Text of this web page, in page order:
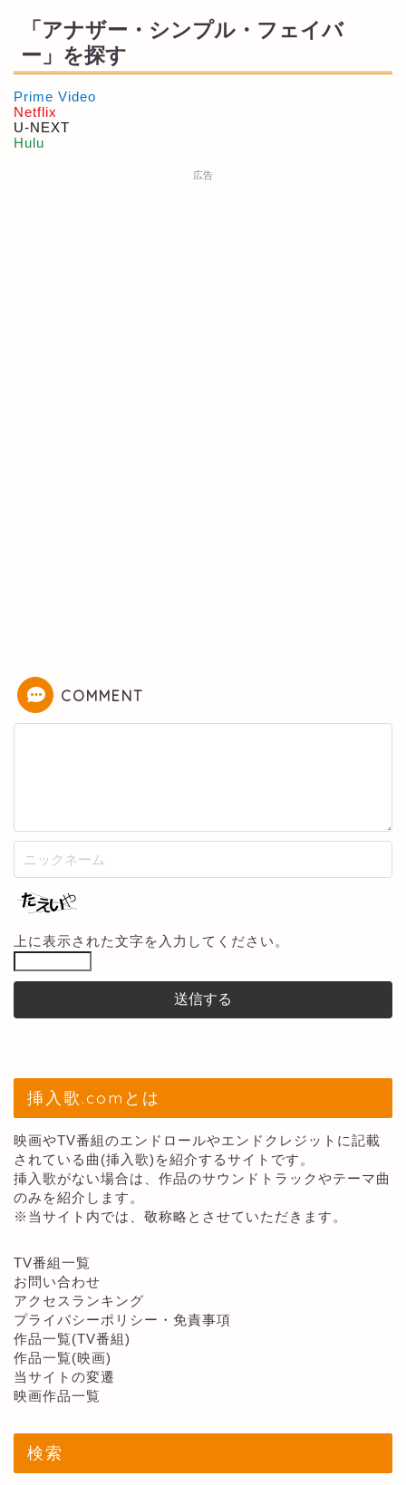
「アナザー・シンプル・フェイバ
ー」を探す
Prime Video
Netflix
U-NEXT
Hulu
広告
COMMENT
上に表示された文字を入力してください。
挿入歌.comとは
映画やTV番組のエンドロールやエンドクレジットに記載
されている曲(挿入歌)を紹介するサイトです。
挿入歌がない場合は、作品のサウンドトラックやテーマ曲
のみを紹介します。
※当サイト内では、敬称略とさせていただきます。
TV番組一覧
お問い合わせ
アクセスランキング
プライバシーポリシー・免責事項
作品一覧(TV番組)
作品一覧(映画)
当サイトの変遷
映画作品一覧
検索